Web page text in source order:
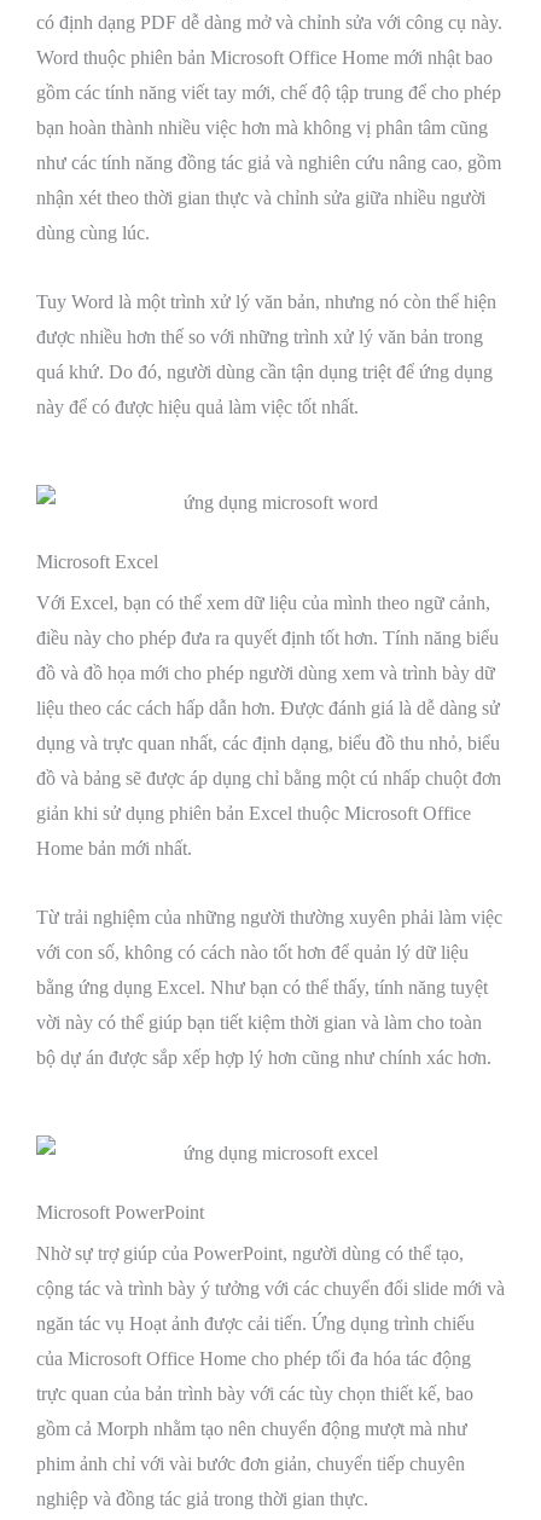
có định dạng PDF dễ dàng mở và chỉnh sửa với công cụ này.
Word thuộc phiên bản Microsoft Office Home mới nhật bao
gồm các tính năng viết tay mới, chế độ tập trung để cho phép
bạn hoàn thành nhiều việc hơn mà không vị phân tâm cũng
như các tính năng đồng tác giả và nghiên cứu nâng cao, gồm
nhận xét theo thời gian thực và chỉnh sửa giữa nhiều người
dùng cùng lúc.
Tuy Word là một trình xử lý văn bản, nhưng nó còn thể hiện
được nhiều hơn thế so với những trình xử lý văn bản trong
quá khứ. Do đó, người dùng cần tận dụng triệt để ứng dụng
này để có được hiệu quả làm việc tốt nhất.
Microsoft Excel
Với Excel, bạn có thể xem dữ liệu của mình theo ngữ cảnh,
điều này cho phép đưa ra quyết định tốt hơn. Tính năng biểu
đồ và đồ họa mới cho phép người dùng xem và trình bày dữ
liệu theo các cách hấp dẫn hơn. Được đánh giá là dễ dàng sử
dụng và trực quan nhất, các định dạng, biểu đồ thu nhỏ, biểu
đồ và bảng sẽ được áp dụng chỉ bằng một cú nhấp chuột đơn
giản khi sử dụng phiên bản Excel thuộc Microsoft Office
Home bản mới nhất.
Từ trải nghiệm của những người thường xuyên phải làm việc
với con số, không có cách nào tốt hơn để quản lý dữ liệu
bằng ứng dụng Excel. Như bạn có thể thấy, tính năng tuyệt
vời này có thể giúp bạn tiết kiệm thời gian và làm cho toàn
bộ dự án được sắp xếp hợp lý hơn cũng như chính xác hơn.
Microsoft PowerPoint
Nhờ sự trợ giúp của PowerPoint, người dùng có thể tạo,
cộng tác và trình bày ý tưởng với các chuyển đổi slide mới và
ngăn tác vụ Hoạt ảnh được cải tiến. Ứng dụng trình chiếu
của Microsoft Office Home cho phép tối đa hóa tác động
trực quan của bản trình bày với các tùy chọn thiết kế, bao
gồm cả Morph nhằm tạo nên chuyển động mượt mà như
phim ảnh chỉ với vài bước đơn giản, chuyển tiếp chuyên
nghiệp và đồng tác giả trong thời gian thực.